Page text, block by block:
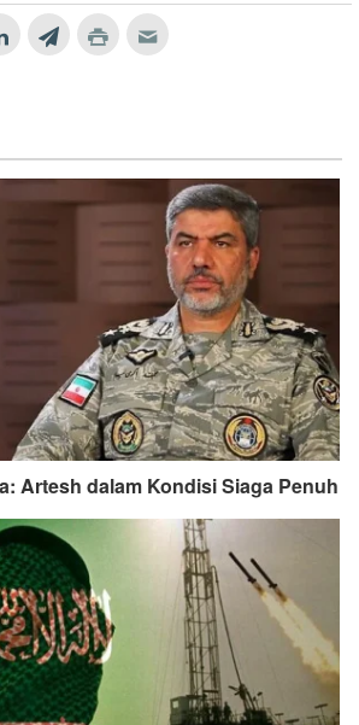
Artesh dalam Kondisi Siaga Penuh